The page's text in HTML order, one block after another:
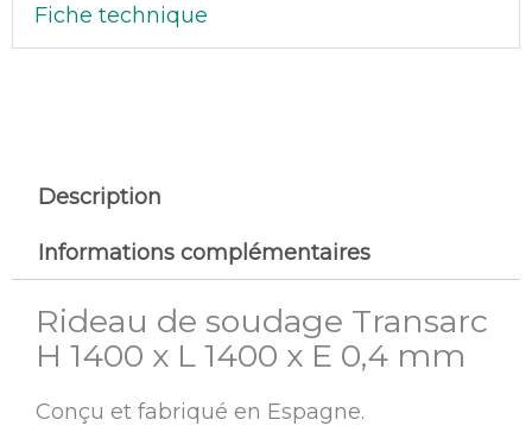
Fiche technique
Description
Informations complémentaires
Rideau de soudage Transarc
H 1400 x L 1400 x E 0,4 mm
Conçu et fabriqué en Espagne.